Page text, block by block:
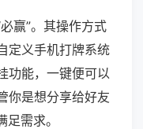
赢”。其操作方式
定义手机打牌系统
功能，一键便可以
你是想分享给好友
需求。